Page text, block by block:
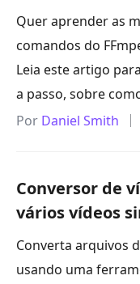
Quer aprender as
comandos do
Leia este artigo
a passo, sobre
Por Daniel Smith
Conversor de
vários vídeos
Converta arquivos
usando uma